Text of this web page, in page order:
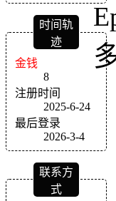
时间轨
迹
金钱
8
注册时间
2025-6-24
最后登录
2026-3-4
联系方
式